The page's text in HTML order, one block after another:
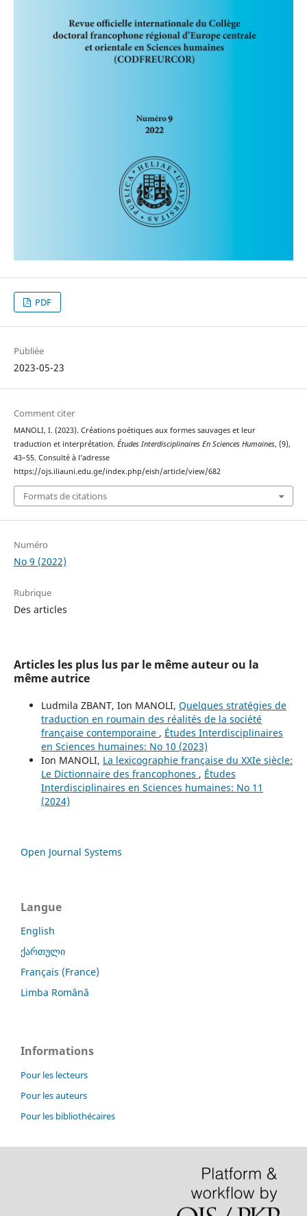
PDF
Publiée
2023-05-23
Comment citer
MANOLI, I. (2023). Créations poétiques aux formes sauvages et leur
traduction et interprétation. Études Interdisciplinaires En Sciences Humaines, (9),
43–55. Consulté à l’adresse
https://ojs.iliauni.edu.ge/index.php/eish/article/view/682
Formats de citations
Numéro
No 9 (2022)
Rubrique
Des articles
Articles les plus lus par le même auteur ou la
même autrice
Ludmila ZBANT, Ion MANOLI, Quelques stratégies de
traduction en roumain des réalités de la société
française contemporaine , Études Interdisciplinaires
en Sciences humaines: No 10 (2023)
Ion MANOLI, La lexicographie française du XXIe siècle:
Le Dictionnaire des francophones , Études
Interdisciplinaires en Sciences humaines: No 11
(2024)
Open Journal Systems
Langue
English
ქართული
Français (France)
Limba Română
Informations
Pour les lecteurs
Pour les auteurs
Pour les bibliothécaires